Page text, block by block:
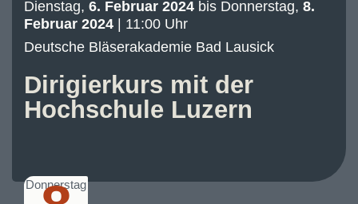
Dienstag, 6. Februar 2024 bis Donnerstag, 8.
Februar 2024 | 11:00 Uhr
Deutsche Bläserakademie Bad Lausick
Dirigierkurs mit der
Hochschule Luzern
Donnerstag